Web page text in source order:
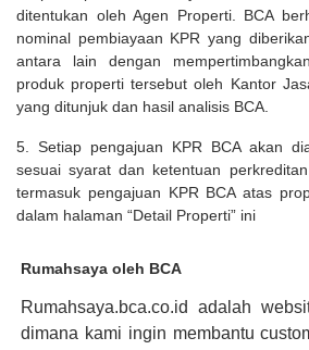
ditentukan oleh Agen Properti. BCA
nominal pembiayaan KPR yang
antara lain dengan
produk properti tersebut oleh Kantor
yang ditunjuk dan hasil analisis BCA.
5. Setiap pengajuan KPR BCA akan
sesuai syarat dan ketentuan
termasuk pengajuan KPR BCA atas
dalam halaman “Detail Properti” ini
Rumahsaya oleh BCA
Rumahsaya.bca.co.id adalah
dimana kami ingin membantu